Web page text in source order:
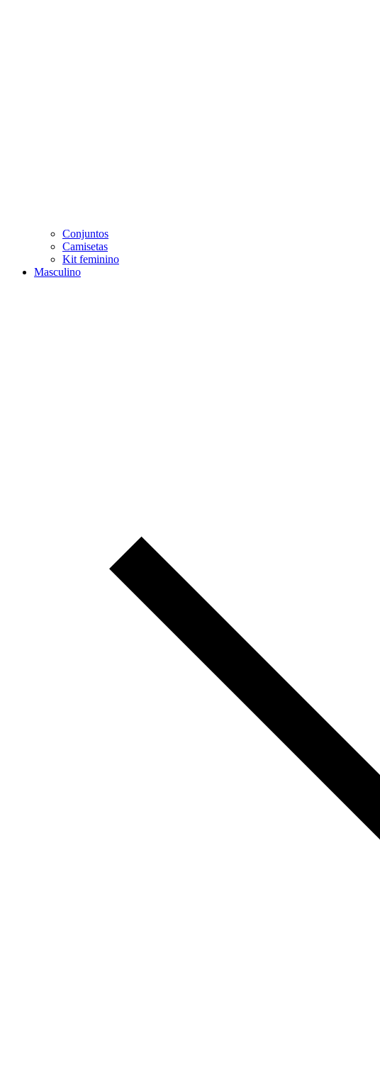
Conjuntos
Camisetas
Kit feminino
Masculino